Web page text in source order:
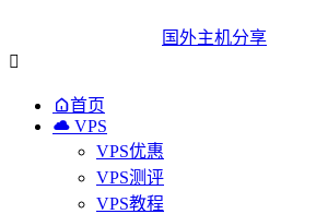
国外主机分享

首页
 VPS
VPS优惠
VPS测评
VPS教程